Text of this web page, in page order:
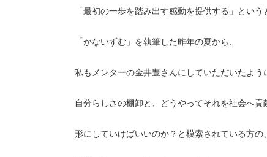
「最初の一歩を踏み出す感動を提供する」という
「かないずむ」を執筆した昨年の夏から、
私もメンターの金井豊さんにしていただいたよう
自分らしさの棚卸と、どうやってそれを社会へ貢
形にしていけばいいのか？と模索されている方の、